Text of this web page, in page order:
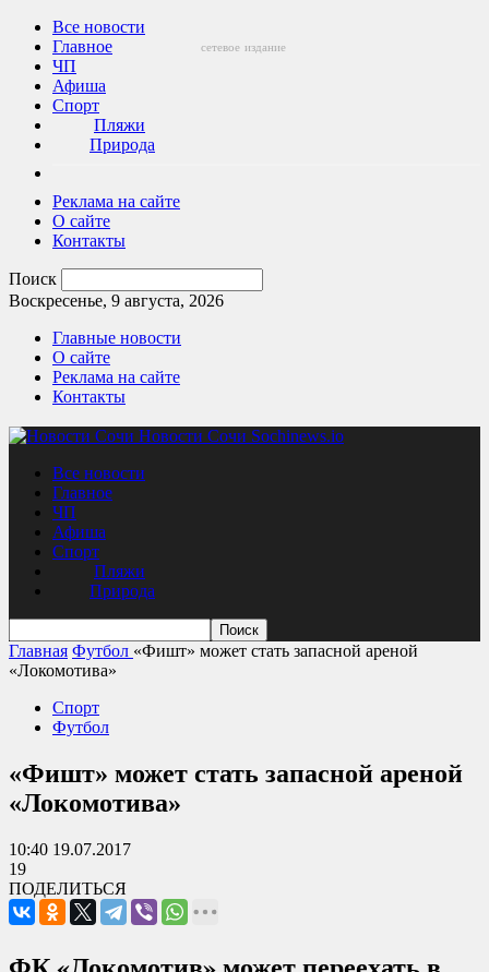
Все новости
Главное
ЧП
Афиша
Спорт
Пляжи
Природа
Реклама на сайте
О сайте
Контакты
Поиск
Воскресенье, 9 августа, 2026
Главные новости
О сайте
Реклама на сайте
Контакты
Новости Сочи Sochinews.io
сетевое издание
Все новости
Главное
ЧП
Афиша
Спорт
Пляжи
Природа
Главная Футбол «Фишт» может стать запасной ареной
«Локомотива»
Спорт
Футбол
«Фишт» может стать запасной ареной
«Локомотива»
10:40 19.07.2017
19
ПОДЕЛИТЬСЯ